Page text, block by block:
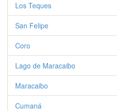
Los Teques
San Felipe
Coro
Lago de Maracaibo
Maracaibo
Cumaná